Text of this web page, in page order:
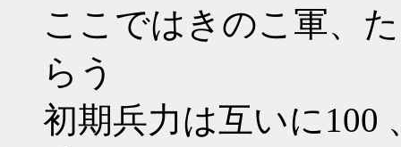
ここではきのこ軍、
らう
初期兵力は互いに100